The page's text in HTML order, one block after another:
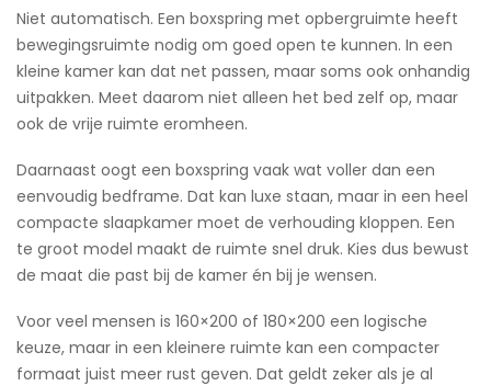
Niet automatisch. Een boxspring met opbergruimte heeft
bewegingsruimte nodig om goed open te kunnen. In een
kleine kamer kan dat net passen, maar soms ook onhandig
uitpakken. Meet daarom niet alleen het bed zelf op, maar
ook de vrije ruimte eromheen.
Daarnaast oogt een boxspring vaak wat voller dan een
eenvoudig bedframe. Dat kan luxe staan, maar in een heel
compacte slaapkamer moet de verhouding kloppen. Een
te groot model maakt de ruimte snel druk. Kies dus bewust
de maat die past bij de kamer én bij je wensen.
Voor veel mensen is 160×200 of 180×200 een logische
keuze, maar in een kleinere ruimte kan een compacter
formaat juist meer rust geven. Dat geldt zeker als je al